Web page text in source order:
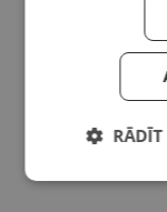
RĀDĪT